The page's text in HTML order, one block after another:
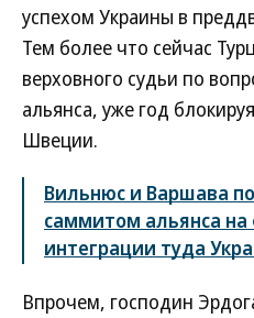
успехом Украины в
Тем более что сейчас
верховного судьи по
альянса, уже год
Швеции.
Вильнюс и Варшава
саммитом альянса на
интеграции туда
Впрочем, господин